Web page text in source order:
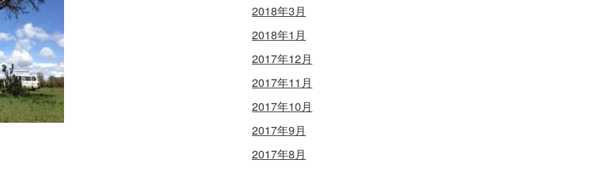
2018年3月
2018年1月
2017年12月
2017年11月
2017年10月
2017年9月
2017年8月